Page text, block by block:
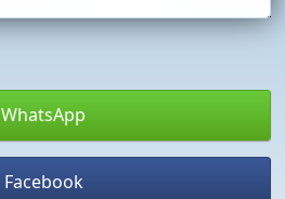
WhatsApp
Facebook